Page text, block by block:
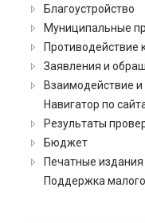
Благоустройство
Муниципальные
Противодействие
Заявления и
Взаимодействие и
Навигатор по
Результаты
Бюджет
Печатные издания
Поддержка